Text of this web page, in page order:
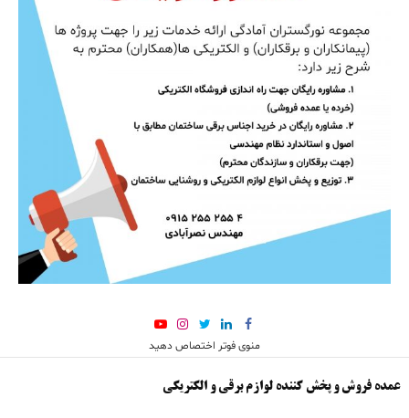
منوی فوتر اختصاص دهید
عمده فروش و پخش کننده لوازم برقی و الکتریکی